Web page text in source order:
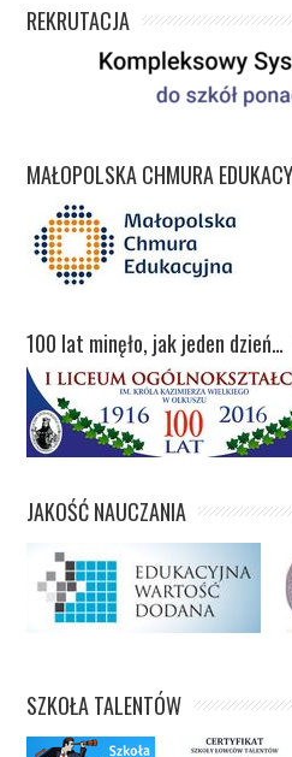
REKRUTACJA
MAŁOPOLSKA CHMURA
100 lat minęło, jak jeden dzień…
JAKOŚĆ NAUCZANIA
SZKOŁA TALENTÓW